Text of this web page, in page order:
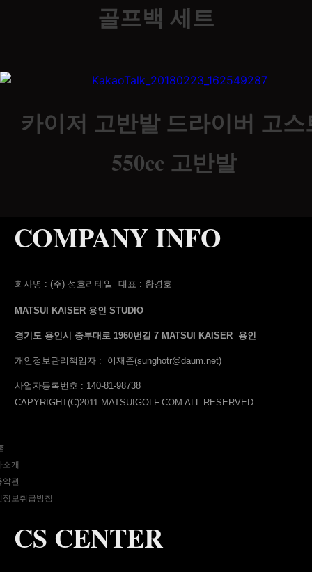
골프백 세트
카이저 고반발 드라이버 고스
550cc 고반발
COMPANY INFO
회사명 : (주) 성호리테일 대표 : 황경호
MATSUI KAISER 용인 STUDIO
경기도 용인시 중부대로 1960번길 7 MATSUI KAISER 용인
개인정보관리책임자 : 이재준(sunghotr@daum.net)
사업자등록번호 : 140-81-98738
CAPYRIGHT(C)2011 MATSUIGOLF.COM ALL RESERVED
소개
약관
정보취급방침
CS CENTER